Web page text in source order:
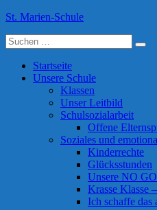
Skip
content
St. Marien-Schule
Katholische Grundschule in Moers
Suche
nach:
Startseite
Unsere Schule
Klassen
Unser Leitbild
Schulsozialarbeit
Offene
Soziales und
Kinderrechte
Glücksstunden
Unsere NO
Krasse Klasse
Ich schaffe das